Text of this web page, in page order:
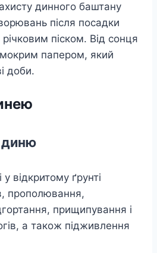
динного баштану
після посадки
піском. Від сонця
мокрим папером, який
доби.
диню
відкритому ґрунті
прополювання,
прищипування і
а також підживлення